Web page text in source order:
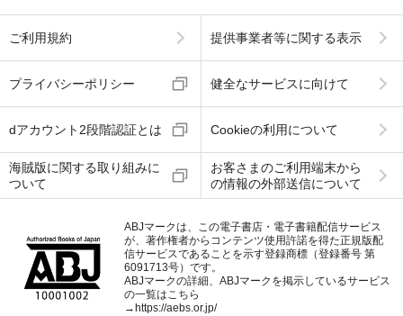
ご利用規約 提供事業者等に関する表示
プライバシーポリシー 健全なサービスに向けて
dアカウント2段階認証とは Cookieの利用について
海賊版に関する取り組みに
ついて
お客さまのご利用端末から
の情報の外部送信について
ABJマークは、この電子書店・電子書籍配信サービス
が、著作権者からコンテンツ使用許諾を得た正規版配
信サービスであることを示す登録商標（登録番号 第
6091713号）です。
ABJマークの詳細、ABJマークを掲示しているサービス
の一覧はこちら
→ https://aebs.or.jp/